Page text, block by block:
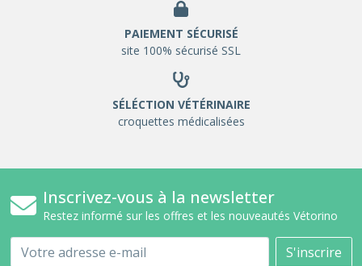
PAIEMENT SÉCURISÉ
site 100% sécurisé SSL
SÉLÉCTION VÉTÉRINAIRE
croquettes médicalisées
Inscrivez-vous à la newsletter
Restez informé sur les offres et les nouveautés Vétorino
Email S'inscrire